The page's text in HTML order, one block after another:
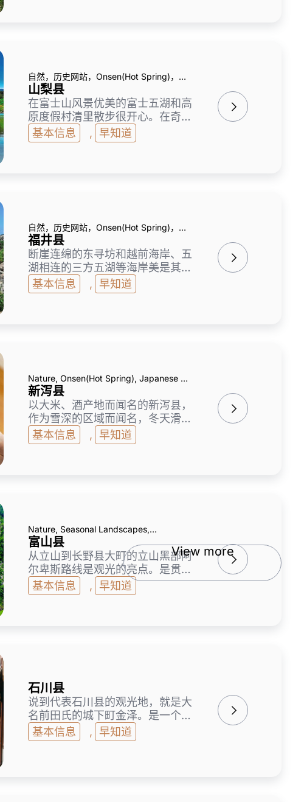
名，采摘水果推荐给约会和家庭。
野泽温泉、别所温泉、白骨温泉等
有名的温泉地也很丰富。
自然，历史网站，Onsen(Hot Spring)，
Japanese & Local Food
山梨县
在富士山风景优美的富士五湖和高
原度假村清里散步很开心。在奇岩
连绵的升仙峡、南阿尔卑斯山麓的
夜叉神峠也能欣赏到雄伟的景观。
粗的面的菠菜，土特产和受欢迎的
信玄饼也是必吃的!
基本信息 , 早知道
自然，历史网站，Onsen(Hot Spring)，
Japanese & Local Food
福井县
断崖连绵的东寻坊和越前海岸、五
湖相连的三方五湖等海岸美是其魅
力所在。永平寺和小滨的古刹等有
来历的寺院神社也很多。也享受越
小孩到大人都能享受学习的人气景
点。
基本信息 , 早知道
Nature, Onsen(Hot Spring), Japanese &
Local Food
新泻县
以大米、酒产地而闻名的新泻县，
作为雪深的区域而闻名，冬天滑雪
运动很盛行。在佐渡可以欣赏到雄
伟的海岸美，作为冬季代表性味觉
感谢，带着对世界和平的愿望，大
规模地发射了巨大震撼力的烟花。
基本信息 , 早知道
Nature, Seasonal Landscapes,
Onsen(Hot Spring), Japanese & Local
Food
富山县
从立山到长野县大町的立山黑部阿
尔卑斯路线是观光的亮点。是贯穿
海拔3,000m级山峰相连的北阿尔
卑斯山的世界屈指可数的山岳观光
基本信息 , 早知道
石川县
说到代表石川县的观光地，就是大
名前田氏的城下町金泽。是一个有
着风情的街道、传统工艺和传统文
艺至今还能呼吸的历史的城市。在
基本信息 , 早知道
View more